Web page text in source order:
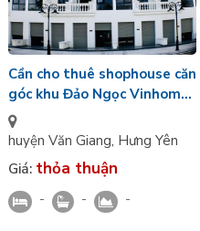
Cần cho thuê shophouse căn
góc khu Đảo Ngọc Vinhomes
Ocean Park 3
huyện Văn Giang, Hưng Yên
Giá: thỏa thuận
- - -